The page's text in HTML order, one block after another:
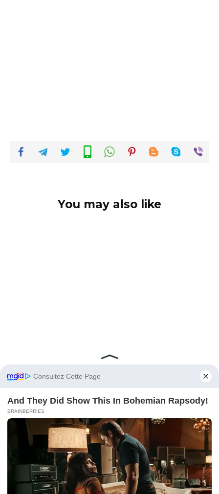
You may also like
Après six années sans enfants, mon
mari m’a quittée et m’a tout pris. Puis